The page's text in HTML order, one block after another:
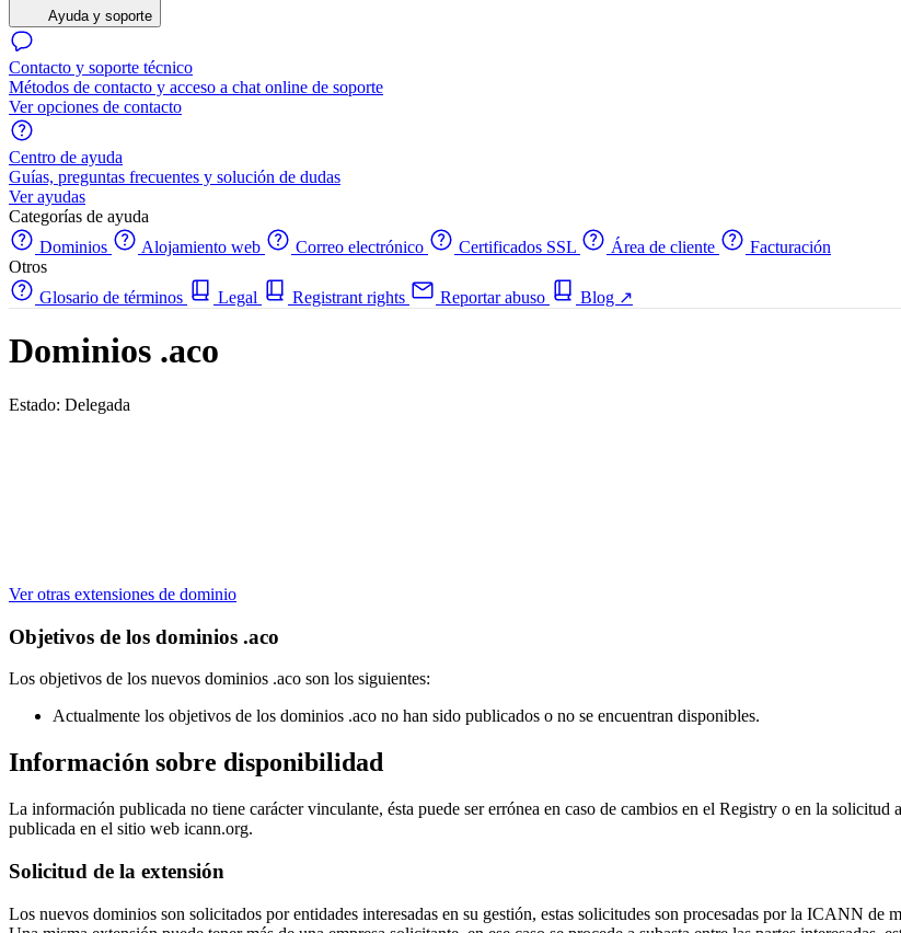
Ayuda y soporte
Contacto y soporte técnico
Métodos de contacto y acceso a chat online de soporte
Ver opciones de contacto
Centro de ayuda
Guías, preguntas frecuentes y solución de dudas
Ver ayudas
Categorías de ayuda
Dominios
Alojamiento web Correo electrónico Certificados SSL Área de cliente
Facturación
Otros
Glosario de términos
Legal Registrant rights Reportar abuso Blog ↗
Dominios .aco
Estado: Delegada
Ver otras extensiones de dominio
Objetivos de los dominios .aco
Los objetivos de los nuevos dominios .aco son los siguientes:
Actualmente los objetivos de los dominios .aco no han sido publicados o no se encuentran disponibles.
Información sobre disponibilidad
La información publicada no tiene carácter vinculante, ésta puede ser errónea en caso de cambios en el Registry o en la
publicada en el sitio web icann.org.
Solicitud de la extensión
Los nuevos dominios son solicitados por entidades interesadas en su gestión, estas solicitudes son procesadas por la ICANN de